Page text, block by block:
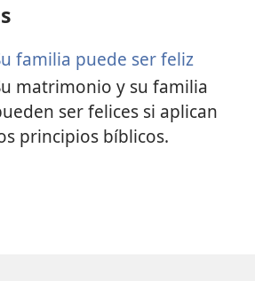
familia puede ser feliz
matrimonio y su familia
ser felices si aplican
principios bíblicos.